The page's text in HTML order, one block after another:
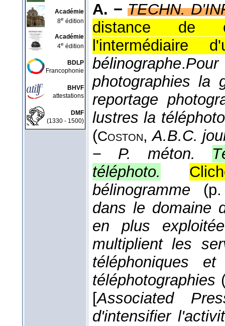
Académie
8e édition
Académie
4e édition
BDLP
Francophonie
BHVF
attestations
DMF
(1330 - 1500)
A. − TECHN.
distance de
l'intermédiaire
bélinographe.
photographies la
reportage
lustres la
(Coston,A.B.C.
− P. méton.
téléphoto.
bélinogramme
dans le domaine
en plus
multiplient les
téléphoniques
téléphotographies
[Associated
d'intensifier